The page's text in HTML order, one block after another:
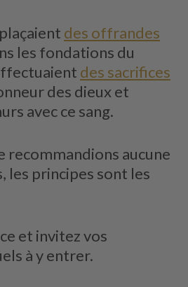
des offrandes
les fondations du
des sacrifices
des dieux et
avec ce sang.
recommandions aucune
les principes sont les
et invitez vos
à y entrer.